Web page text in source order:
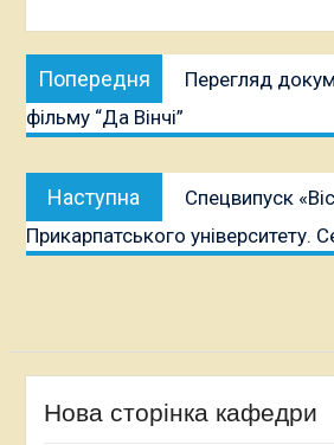
Навігація
записів
Попередня
публікація:
Перегляд
фільму “Да Вінчі”
Наступна
публікація:
Спецвипуск
Прикарпатського університету.
Нова сторінка кафедри